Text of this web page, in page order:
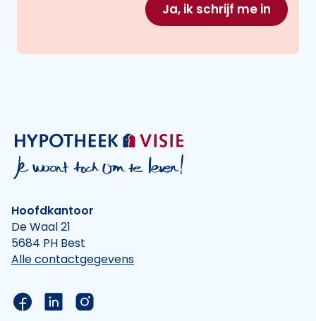
Ja, ik schrijf me in
Hoofdkantoor
De Waal 21
5684 PH Best
Alle contactgegevens
Link naar de Facebook pagina van Hypotheek
Link naar de LinkedIn pagina van
Link naar de Instagram pagina van